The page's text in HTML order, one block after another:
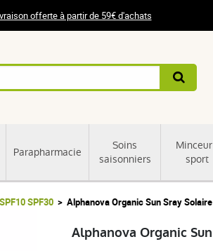
offerte à partir de 59€ d'achats
Parapharmacie
Soins
saisonniers
sport
SPF30 Alphanova Organic Sun Sray
Alphanova Organic